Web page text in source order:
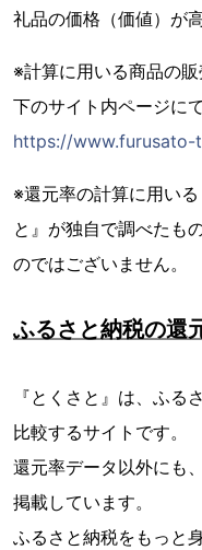
礼品の価格（価値）が
※計算に用いる商品の
下のサイト内ページに
https://www.furusato-
※還元率の計算に用い
と』が独自で調べたも
のではございません。
ふるさと納税の還
『とくさと』は、ふる
比較するサイトです。
還元率データ以外にも
掲載しています。
ふるさと納税をもっと